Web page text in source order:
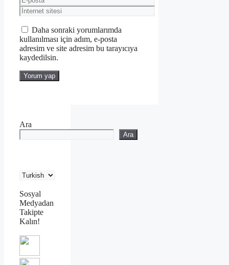
posta
İnternet
sitesi
Daha sonraki yorumlarımda
kullanılması için adım, e-posta
adresim ve site adresim bu tarayıcıya
kaydedilsin.
Ara
Ara
Sosyal
Medyadan
Takipte
Kalın!